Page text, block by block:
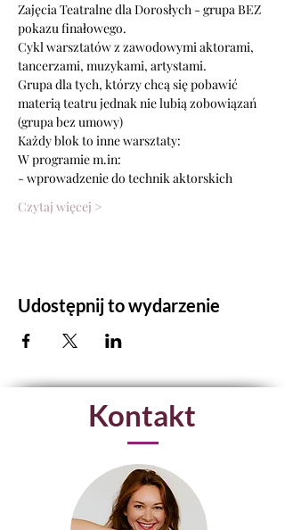
Zajęcia Teatralne dla Dorosłych - grupa BEZ
pokazu finałowego.
Cykl warsztatów z zawodowymi aktorami,
tancerzami, muzykami, artystami.
Grupa dla tych, którzy chcą się pobawić
materią teatru jednak nie lubią zobowiązań
(grupa bez umowy)
Każdy blok to inne warsztaty:
W programie m.in:
- wprowadzenie do technik aktorskich
Czytaj więcej >
Udostępnij to wydarzenie
Kontakt